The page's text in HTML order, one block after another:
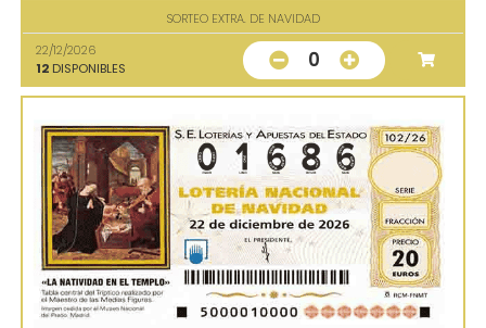
SORTEO EXTRA. DE NAVIDAD
22/12/2026
12 DISPONIBLES 0